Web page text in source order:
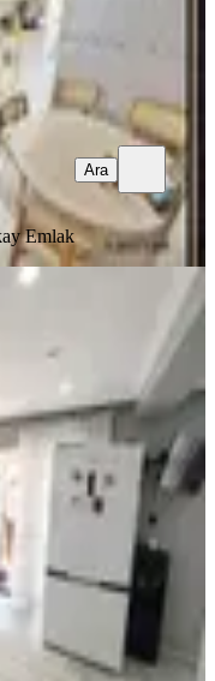
Emlak
Ara
Satılık Daire |
Mahallesi
·08.08.2026